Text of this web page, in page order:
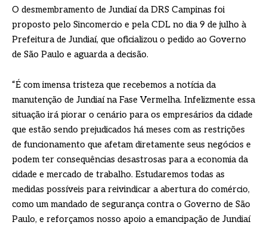
O desmembramento de Jundiaí da DRS Campinas foi
proposto pelo Sincomercio e pela CDL no dia 9 de julho à
Prefeitura de Jundiaí, que oficializou o pedido ao Governo
de São Paulo e aguarda a decisão.
“É com imensa tristeza que recebemos a notícia da
manutenção de Jundiaí na Fase Vermelha. Infelizmente essa
situação irá piorar o cenário para os empresários da cidade
que estão sendo prejudicados há meses com as restrições
de funcionamento que afetam diretamente seus negócios e
podem ter consequências desastrosas para a economia da
cidade e mercado de trabalho. Estudaremos todas as
medidas possíveis para reivindicar a abertura do comércio,
como um mandado de segurança contra o Governo de São
Paulo, e reforçamos nosso apoio a emancipação de Jundiaí